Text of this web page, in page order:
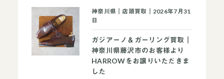
神奈川県｜店頭買取｜2026年7月31
日
ガジアーノ＆ガーリング買取｜
神奈川県藤沢市のお客様より
HARROWをお譲りいただきま
した